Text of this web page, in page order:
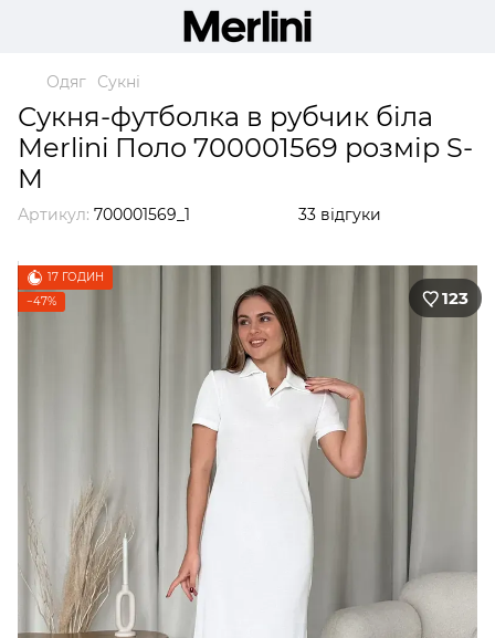
Одяг Сукні
Сукня-футболка в рубчик біла
Merlini Поло 700001569 розмір S-
M
Артикул: 700001569_1 33 відгуки
17 ГОДИН
−47%
123